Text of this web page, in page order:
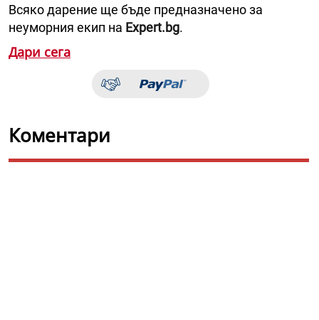
Всяко дарение ще бъде предназначено за
неуморния екип на Expert.bg.
Дари сега
Коментари